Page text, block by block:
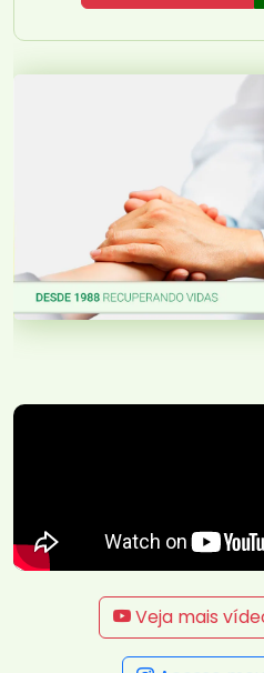
Veja mais